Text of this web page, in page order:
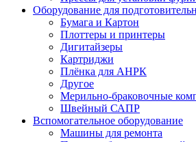
Оборудование для
Бумага и Картон
Плоттеры и принтеры
Дигитайзеры
Картриджи
Плёнка для АНРК
Другое
Мерильно-браковочные
Швейный САПР
Вспомогательное оборудование
Машины для ремонта